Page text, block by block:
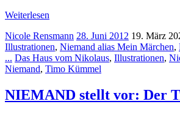
Weiterlesen
Nicole Rensmann 28. Juni 2012 19. März
Illustrationen, Niemand alias Mein Märchen,
... Das Haus vom Nikolaus, Illustrationen,
Niemand, Timo Kümmel
NIEMAND stellt vor: Der